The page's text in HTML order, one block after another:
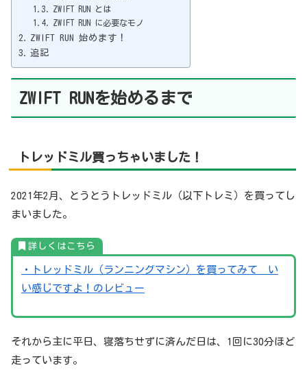
ZWIFT RUN とは
ZWIFT RUN に必要なモノ
ZWIFT RUN 始めます！
追記
ZWIFT RUN を始めるまで
トレッド ミル買っちゃいました！
2021年2月、とうとうトレッドミル（以下トレミ）を買ってし
まいました。
詳しくはこちら
・トレッドミル（ランニングマシン）を買ってみて い
い感じですよ！のレビュー
それから主に平日、寝落ちせずに済んだ日は、1回に30分ほど
走っています。